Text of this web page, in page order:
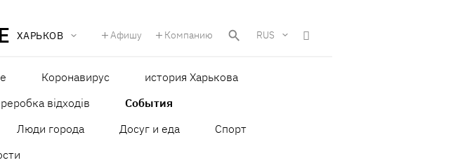
ХАРЬКОВ Афишу Компанию RUS
Коронавирус
история Харькова
відходів
События
Люди города Досуг и еда
Спорт